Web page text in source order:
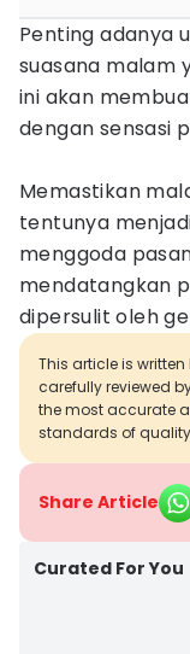
Penting adanya
suasana malam
ini akan
dengan sensasi
Memastikan
tentunya
menggoda
mendatangkan
dipersulit oleh
This article is
carefully reviewed
the most accurate
standards of
Share Article
Curated For You